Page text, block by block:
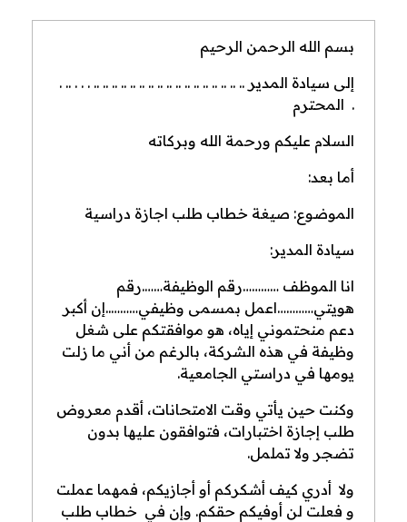
بسم الله الرحمن الرحيم
إلى سيادة المدير .. .. .. .. .. .. .. .. .. .. .. .. .. .. .. .. .. . . . .. .
. المحترم
السلام عليكم ورحمة الله وبركاته
أما بعد:
الموضوع: صيغة خطاب طلب اجازة دراسية
سيادة المدير:
انا الموظف …………رقم الوظيفة…….رقم
هويتي…………اعمل بمسمى وظيفي………..إن أكبر
دعم منحتموني إياه، هو موافقتكم على شغل
وظيفة في هذه الشركة، بالرغم من أني ما زلت
يومها في دراستي الجامعية.
وكنت حين يأتي وقت الامتحانات، أقدم معروض
طلب إجازة اختبارات، فتوافقون عليها بدون
تضجر ولا تململ.
ولا أدري كيف أشكركم أو أجازيكم، فمهما عملت
و فعلت لن أوفيكم حقكم. وإن في خطاب طلب